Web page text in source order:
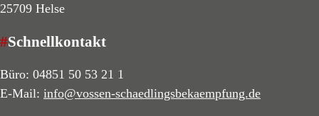
25709 Helse
#Schnellkontakt
Büro: 04851 50 53 21 1
E-Mail: info@vossen-schaedlingsbekaempfung.de